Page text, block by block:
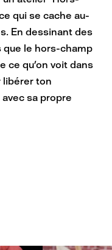
qui se cache au-
En dessinant des
que le hors-champ
ce qu’on voit dans
libérer ton
sa propre